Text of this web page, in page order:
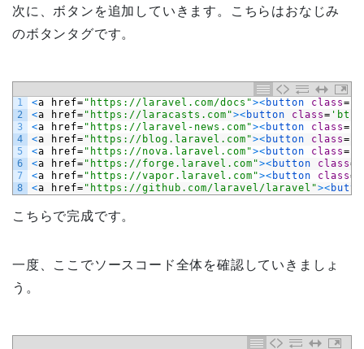
次に、ボタンを追加していきます。こちらはおなじみ
のボタンタグです。
1
2
3
4
5
6
7
8
<a href= "https://laravel.com/docs">< button class=
<a href= "https://laracasts.com">< button class= 'btn
<a href= "https://laravel-news.com">< button class=
<a href= "https://blog.laravel.com">< button class=
<a href= "https://nova.laravel.com">< button class=
<a href= "https://forge.laravel.com">< button class=
<a href= "https://vapor.laravel.com">< button class=
<a href= "https://github.com/laravel/laravel"><
こちらで完成です。
一度、ここでソースコード全体を確認していきましょ
う。